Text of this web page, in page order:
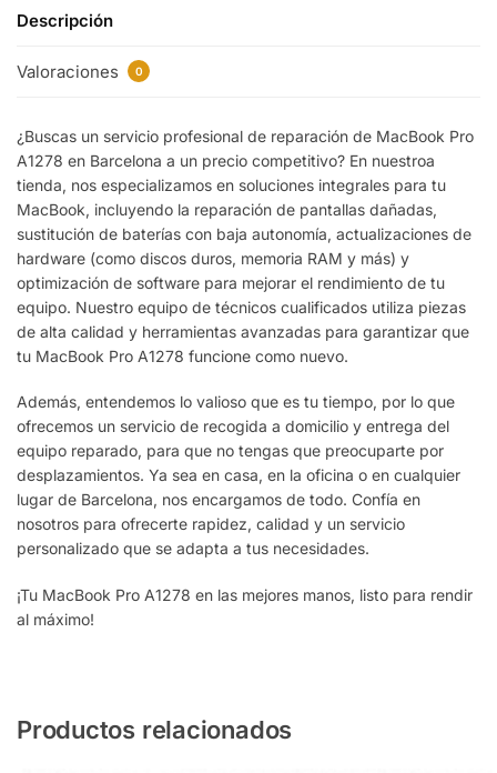
Descripción
Valoraciones 0
¿Buscas un servicio profesional de reparación de MacBook Pro
A1278 en Barcelona a un precio competitivo? En nuestroa
tienda, nos especializamos en soluciones integrales para tu
MacBook, incluyendo la reparación de pantallas dañadas,
sustitución de baterías con baja autonomía, actualizaciones de
hardware (como discos duros, memoria RAM y más) y
optimización de software para mejorar el rendimiento de tu
equipo. Nuestro equipo de técnicos cualificados utiliza piezas
de alta calidad y herramientas avanzadas para garantizar que
tu MacBook Pro A1278 funcione como nuevo.
Además, entendemos lo valioso que es tu tiempo, por lo que
ofrecemos un servicio de recogida a domicilio y entrega del
equipo reparado, para que no tengas que preocuparte por
desplazamientos. Ya sea en casa, en la oficina o en cualquier
lugar de Barcelona, nos encargamos de todo. Confía en
nosotros para ofrecerte rapidez, calidad y un servicio
personalizado que se adapta a tus necesidades.
¡Tu MacBook Pro A1278 en las mejores manos, listo para rendir
al máximo!
Productos relacionados